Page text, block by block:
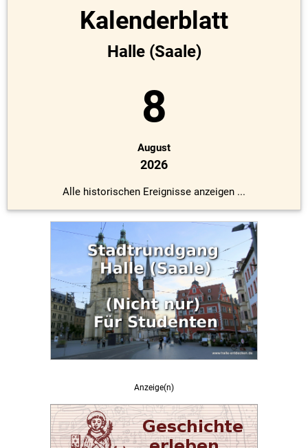
Kalenderblatt
Halle (Saale)
8
August
2026
Alle historischen Ereignisse anzeigen ...
Anzeige(n)